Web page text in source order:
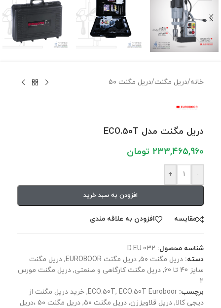
خانه/دریل مگنت/دریل مگنت ۵۰
دریل مگنت مدل ECO.50T
233,465,960 تومان
-
+
افزودن به سبد خرید
مقايسه افزودن به علاقه مندی
شناسه محصول: D.EU.032
دسته: دریل مگنت ۵۰ , دریل مگنت EUROBOOR , دریل مگنت
سایز 40 تا 60
, دریل مگنت کارگاهی و صنعتی, دریل مگنت مورس
2
برچسب:
ECO.50T, ECO.50T Euroboor
, خرید دریل مگنت از
دیجی کالا, دریل قلاویززن, دریل مگنت ۵۰ ,
دریل مگنت ۵۰ ،‌دریل